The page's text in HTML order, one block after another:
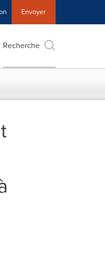
Envoyer
Recherche